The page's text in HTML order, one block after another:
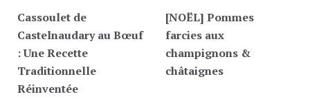
Cassoulet de
Castelnaudary au Bœuf
: Une Recette
Traditionnelle
Réinventée
[NOËL] Pommes
farcies aux
champignons &
châtaignes